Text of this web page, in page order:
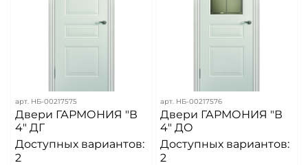
арт. НБ-00217575
Двери ГАРМОНИЯ "В
4" ДГ
Доступных вариантов:
2
арт. НБ-00217576
Двери ГАРМОНИЯ "В
4" ДО
Доступных вариантов:
2